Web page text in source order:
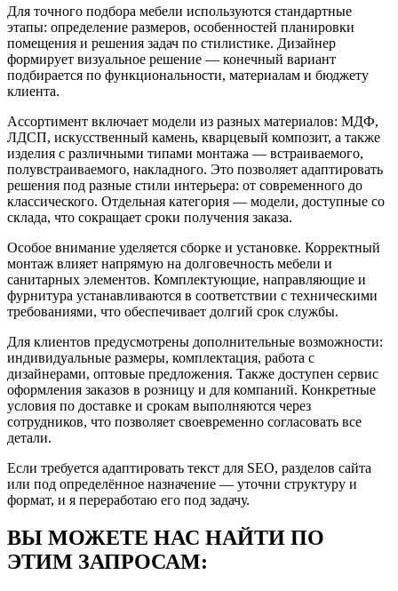
Для точного подбора мебели используются стандартные
этапы: определение размеров, особенностей планировки
помещения и решения задач по стилистике. Дизайнер
формирует визуальное решение — конечный вариант
подбирается по функциональности, материалам и бюджету
клиента.
Ассортимент включает модели из разных материалов: МДФ,
ЛДСП, искусственный камень, кварцевый композит, а также
изделия с различными типами монтажа — встраиваемого,
полувстраиваемого, накладного. Это позволяет адаптировать
решения под разные стили интерьера: от современного до
классического. Отдельная категория — модели, доступные со
склада, что сокращает сроки получения заказа.
Особое внимание уделяется сборке и установке. Корректный
монтаж влияет напрямую на долговечность мебели и
санитарных элементов. Комплектующие, направляющие и
фурнитура устанавливаются в соответствии с техническими
требованиями, что обеспечивает долгий срок службы.
Для клиентов предусмотрены дополнительные возможности:
индивидуальные размеры, комплектация, работа с
дизайнерами, оптовые предложения. Также доступен сервис
оформления заказов в розницу и для компаний. Конкретные
условия по доставке и срокам выполняются через
сотрудников, что позволяет своевременно согласовать все
детали.
Если требуется адаптировать текст для SEO, разделов сайта
или под определённое назначение — уточни структуру и
формат, и я переработаю его под задачу.
ВЫ МОЖЕТЕ НАС НАЙТИ ПО
ЭТИМ ЗАПРОСАМ: